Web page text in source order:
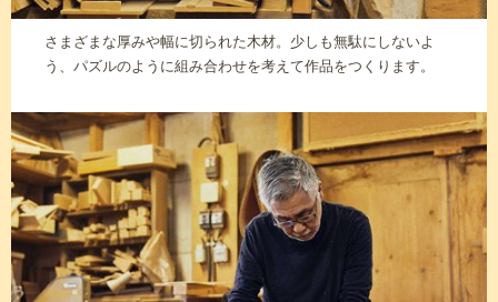
さまざまな厚みや幅に切られた木材。少しも無駄にしないよ
う、パズルのように組み合わせを考えて作品をつくります。